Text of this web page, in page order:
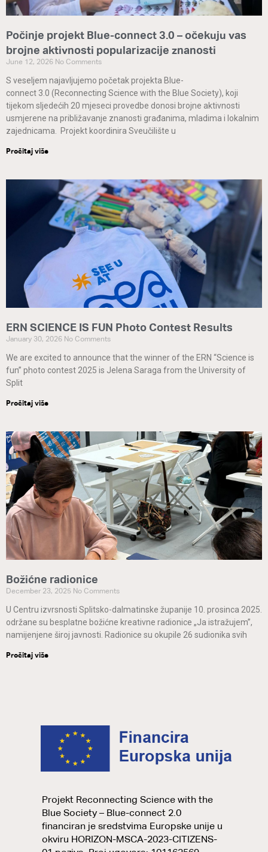
Počinje projekt Blue-connect 3.0 – očekuju vas
brojne aktivnosti popularizacije znanosti
June 12, 2026 No Comments
S veseljem najavljujemo početak projekta Blue-
connect 3.0 (Reconnecting Science with the Blue Society), koji
tijekom sljedećih 20 mjeseci provedbe donosi brojne aktivnosti
usmjerene na približavanje znanosti građanima, mladima i lokalnim
zajednicama. Projekt koordinira Sveučilište u
Pročitaj više
ERN SCIENCE IS FUN Photo Contest Results
January 30, 2026 No Comments
We are excited to announce that the winner of the ERN “Science is
fun” photo contest 2025 is Jelena Saraga from the University of
Split
Pročitaj više
Božićne radionice
December 23, 2025 No Comments
U Centru izvrsnosti Splitsko-dalmatinske županije 10. prosinca 2025.
održane su besplatne božićne kreativne radionice „Ja istražujem”,
namijenjene široj javnosti. Radionice su okupile 26 sudionika svih
Pročitaj više
Projekt Reconnecting Science with the
Blue Society – Blue-connect 2.0
financiran je sredstvima Europske unije u
okviru HORIZON-MSCA-2023-CITIZENS-